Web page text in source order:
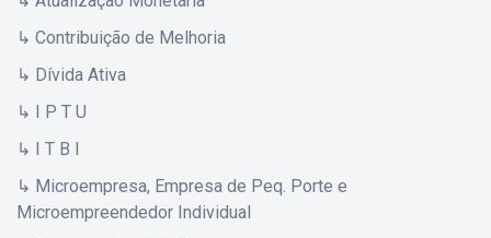
↳ Contribuição de Melhoria
↳ Dívida Ativa
↳ I P T U
↳ I T B I
↳ Microempresa, Empresa de Peq. Porte e
Microempreendedor Individual